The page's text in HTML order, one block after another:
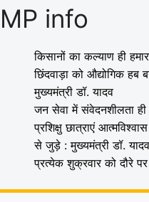
MP info
किसानों का कल्याण ही
छिंदवाड़ा को औद्योगिक हब
मुख्यमंत्री डॉ. यादव
जन सेवा में संवेदनशीलता
प्रशिक्षु छात्राएं
से जुड़े : मुख्यमंत्री डॉ. यादव
प्रत्येक शुक्रवार को दौरे